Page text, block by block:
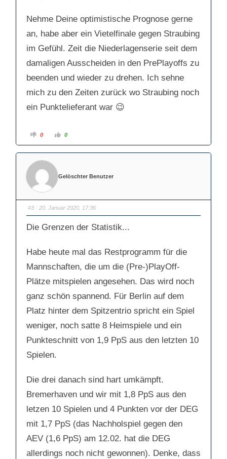
.
Nehme Deine optimistische Prognose gerne
an, habe aber ein Vietelfinale gegen Straubing
im Gefühl. Zeit die Niederlagenserie seit dem
damaligen Ausscheiden in den PrePlayoffs zu
beenden und wieder zu drehen. Ich sehne
mich zu den Zeiten zurück wo Straubing noch
ein Punktelieferant war 😉
A
k
c
e
f
D
a
m
n
h
u
t
n
.
0
A
k
n
D
a
m
n
h
o
e
.
0
Gelöschter Benutzer
#3 · 20. Januar 2020, 17:36
Die Grenzen der Statistik...
Habe heute mal das Restprogramm für die
Mannschaften, die um die (Pre-)PlayOff-
Plätze mitspielen angesehen. Das wird noch
ganz schön spannend. Für Berlin auf dem
Platz hinter dem Spitzentrio spricht ein Spiel
weniger, noch satte 8 Heimspiele und ein
Punkteschnitt von 1,9 PpS aus den letzten 10
Spielen.
Die drei danach sind hart umkämpft.
Bremerhaven und wir mit 1,8 PpS aus den
letzen 10 Spielen und 4 Punkten vor der DEG
mit 1,7 PpS (das Nachholspiel gegen den
AEV (1,6 PpS) am 12.02. hat die DEG
allerdings noch nicht gewonnen). Denke, dass